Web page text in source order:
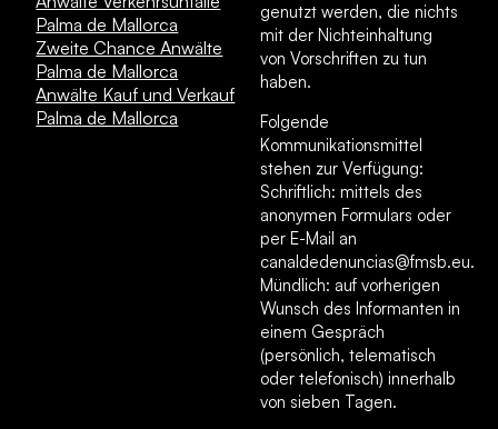
Palma de Mallorca
Zweite Chance Anwälte
Palma de Mallorca
Anwälte Kauf und Verkauf
Palma de Mallorca
genutzt werden, die nichts
mit der Nichteinhaltung
von Vorschriften zu tun
haben.
Folgende
Kommunikationsmittel
stehen zur Verfügung:
Schriftlich: mittels des
anonymen Formulars oder
per E-Mail an
canaldedenuncias@fmsb.eu.
Mündlich: auf vorherigen
Wunsch des Informanten in
einem Gespräch
(persönlich, telematisch
oder telefonisch) innerhalb
von sieben Tagen.